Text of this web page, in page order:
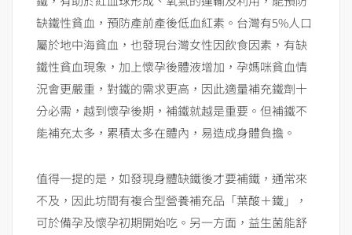
缺鐵性貧血，預防產前產後低血紅素。台灣有5%人口
屬於地中海貧血，也發現台灣女性因飲食因素，有缺
鐵性貧血現象，加上懷孕後體液增加，孕媽咪貧血情
況會更嚴重，對鐵的需求更高，因此適量補充鐵劑十
分必需，越到懷孕後期，補鐵就越是重要。但補鐵不
能補充太多，累積太多在體內，易造成身體負擔。
值得一提的是，如發現身體缺鐵後才要補鐵，通常來
不及，因此坊間有複合型營養補充品「葉酸＋鐵」，
可於備孕及懷孕初期開始吃。另一方面，益生菌能舒